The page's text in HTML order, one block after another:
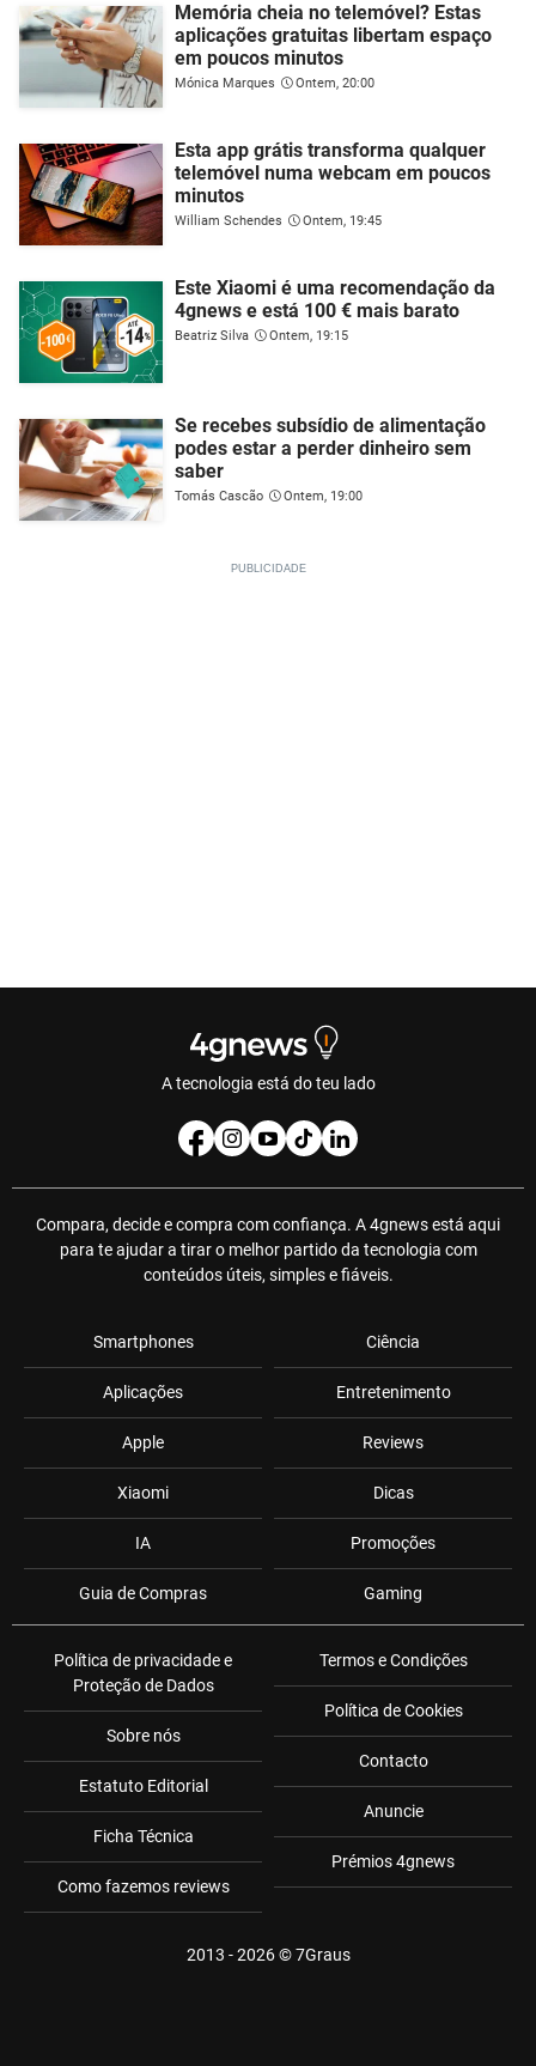
Memória cheia no telemóvel? Estas
aplicações gratuitas libertam espaço
em poucos minutos
Mónica Marques Ontem, 20:00
Esta app grátis transforma qualquer
telemóvel numa webcam em poucos
minutos
William Schendes Ontem, 19:45
Este Xiaomi é uma recomendação da
4gnews e está 100 € mais barato
Beatriz Silva Ontem, 19:15
Se recebes subsídio de alimentação
podes estar a perder dinheiro sem
saber
Tomás Cascão Ontem, 19:00
A tecnologia está do teu lado
Compara, decide e compra com confiança. A 4gnews está aqui
para te ajudar a tirar o melhor partido da tecnologia com
conteúdos úteis, simples e fiáveis.
Smartphones
Aplicações
Apple
Xiaomi
IA
Guia de Compras
Ciência
Entretenimento
Reviews
Dicas
Promoções
Gaming
Política de privacidade e
Proteção de Dados
Sobre nós
Estatuto Editorial
Ficha Técnica
Como fazemos reviews
Termos e Condições
Política de Cookies
Contacto
Anuncie
Prémios 4gnews
2013 - 2026 ©7Graus